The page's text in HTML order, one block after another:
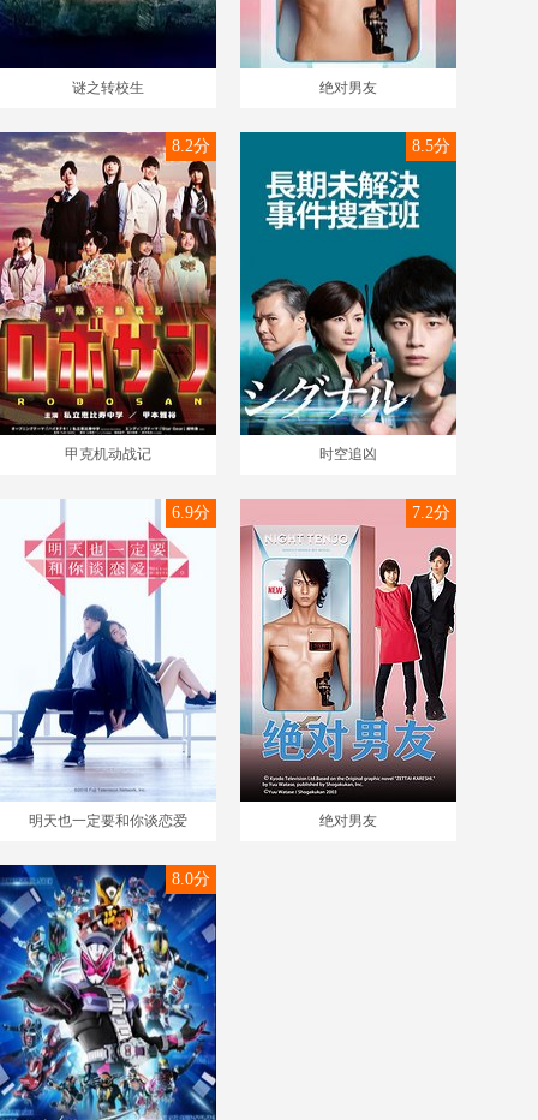
谜之转校生 绝对男友
甲克机动战记
8.2分
时空追凶
8.5分
明天也一定要和你谈恋爱
6.9分
绝对男友
7.2分
8.0分